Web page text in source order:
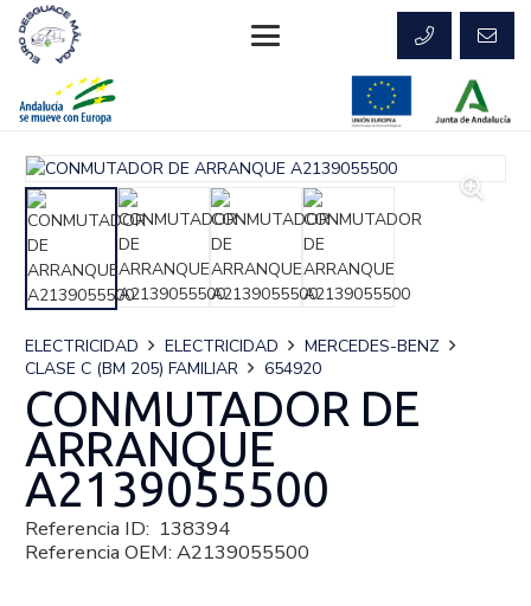
ELECTRICIDAD ELECTRICIDAD
MERCEDES-BENZ
CLASE C (BM 205) FAMILIAR
654920
CONMUTADOR DE
ARRANQUE
A2139055500
Referencia ID: 138394
Referencia OEM: A2139055500